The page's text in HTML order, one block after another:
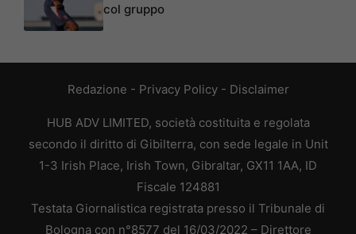
col gruppo
Redazione - Privacy Policy- Disclaimer
HUB ADV LIMITED, società costituita e regolata
secondo il diritto di Gibilterra, con sede legale in Unit
1-3 Irish Place, Irish Town, Gibraltar, GX11 1AA, ID
Fiscale 124881
Testata Giornalistica registrata presso il Tribunale di
Bologna con n°8577 del 16/03/2022 – Direttore